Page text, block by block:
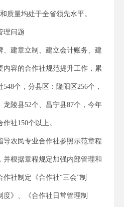
质量均处于全省领先水平。
理问题
、建章立制、建立会计账务、建
内容的合作社规范提升工作，累
个，分县区：隆阳区256个，
龙陵县52个、昌宁县87个，今年
社150个以上。
导农民专业合作社参照示范章程
根据章程规定加强内部管理和
社制定《合作社“三会”制
度》、《合作社日常管理制